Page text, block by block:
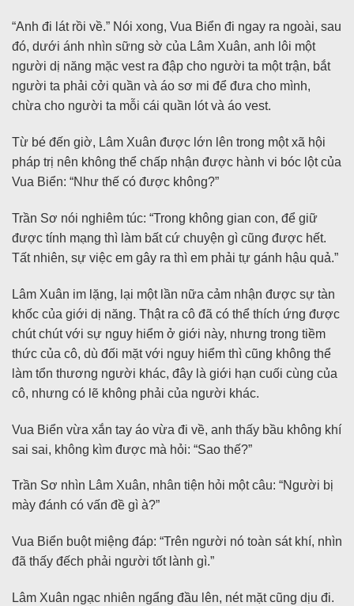
“Anh đi lát rồi về.” Nói xong, Vua Biển đi ngay ra ngoài, sau
đó, dưới ánh nhìn sững sờ của Lâm Xuân, anh lôi một
người dị năng mặc vest ra đập cho người ta một trận, bắt
người ta phải cởi quần và áo sơ mi để đưa cho mình,
chừa cho người ta mỗi cái quần lót và áo vest.
Từ bé đến giờ, Lâm Xuân được lớn lên trong một xã hội
pháp trị nên không thể chấp nhận được hành vi bóc lột của
Vua Biển: “Như thế có được không?”
Trần Sơ nói nghiêm túc: “Trong không gian con, để giữ
được tính mạng thì làm bất cứ chuyện gì cũng được hết.
Tất nhiên, sự việc em gây ra thì em phải tự gánh hậu quả.”
Lâm Xuân im lặng, lại một lần nữa cảm nhận được sự tàn
khốc của giới dị năng. Thật ra cô đã có thể thích ứng được
chút chút với sự nguy hiểm ở giới này, nhưng trong tiềm
thức của cô, dù đối mặt với nguy hiểm thì cũng không thể
làm tổn thương người khác, đây là giới hạn cuối cùng của
cô, nhưng có lẽ không phải của người khác.
Vua Biển vừa xắn tay áo vừa đi về, anh thấy bầu không khí
sai sai, không kìm được mà hỏi: “Sao thế?”
Trần Sơ nhìn Lâm Xuân, nhân tiện hỏi một câu: “Người bị
mày đánh có vấn đề gì à?”
Vua Biển buột miệng đáp: “Trên người nó toàn sát khí, nhìn
đã thấy đếch phải người tốt lành gì.”
Lâm Xuân ngạc nhiên ngẩng đầu lên, nét mặt cũng dịu đi.